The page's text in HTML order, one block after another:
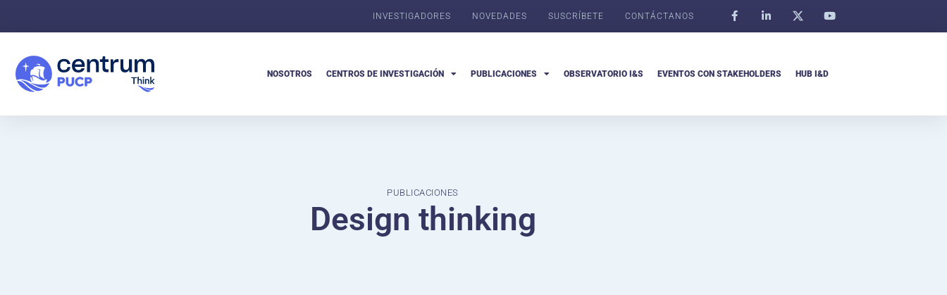
INVESTIGADORES NOVEDADES SUSCRÍBETE CONTÁCTANOS
NOSOTROS CENTROS DE INVESTIGACIÓN PUBLICACIONES OBSERVATORIO I&S EVENTOS CON STAKEHOLDERS HUB I&D
PUBLICACIONES
Design thinking